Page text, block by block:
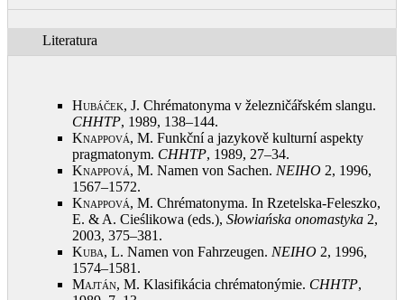
Literatura
Hubáček, J. Chrématonyma v železničářském slangu.
CHHTP, 1989, 138–144.
Knappová, M. Funkční a jazykově kulturní aspekty
pragmatonym. CHHTP, 1989, 27–34.
Knappová, M. Namen von Sachen. NEIHO 2, 1996,
1567–1572.
Knappová, M. Chrématonyma. In Rzetelska-Feleszko,
E. & A. Cieślikowa (eds.), Słowiańska onomastyka 2,
2003, 375–381 .
Kuba, L. Namen von Fahrzeugen. NEIHO 2, 1996,
1574–1581 .
Majtán, M. Klasifikácia chrématonýmie. CHHTP,